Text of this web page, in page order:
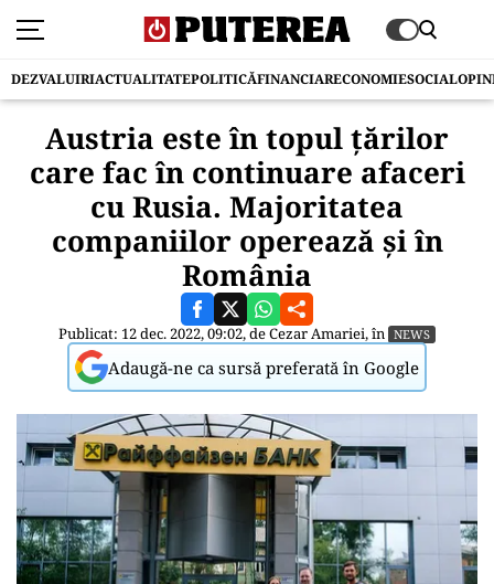
DEZVALUIRIACTUALITATEPOLITICĂFINANCIARECONOMIESOCIAL
Austria este în topul țărilor
care fac în continuare afaceri
cu Rusia. Majoritatea
companiilor operează și în
România
Publicat: 12 dec. 2022, 09:02, deCezar Amariei, în NEWS
Adaugă-ne ca sursă preferată în Google